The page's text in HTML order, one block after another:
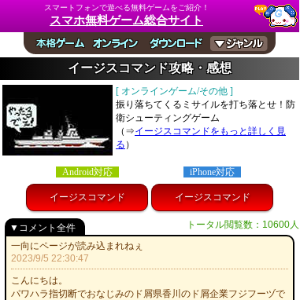
スマートフォンで遊べる無料ゲームをご紹介！
スマホ無料ゲーム総合サイト
イージスコマンド攻略・感想
[ オンラインゲーム/その他 ]
振り落ちてくるミサイルを打ち落とせ！防
衛シューティングゲーム
（⇒イージスコマンドをもっと詳しく見
る ）
Android対応
イージスコマンド
iPhone対応
イージスコマンド
トータル閲覧数：10600人
▼コメント全件
一向にページが読み込まれねぇ
2023/9/5 22:30:47
こんにちは。
パワハラ指切断でおなじみのド屑県香川のド屑企業フジフーヅで